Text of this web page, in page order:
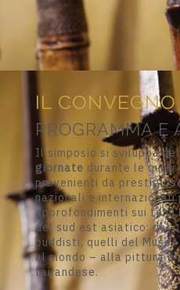
IL CONVEGNO
PROGRAMMA E
Il simposio si sviluppa
giornate durante le quali
provenienti da
nazionali e internazionali
approfondimenti sui
del sud est asiatico: dai
buddisti, quelli del
al mondo – alla pittura e
tailandese.